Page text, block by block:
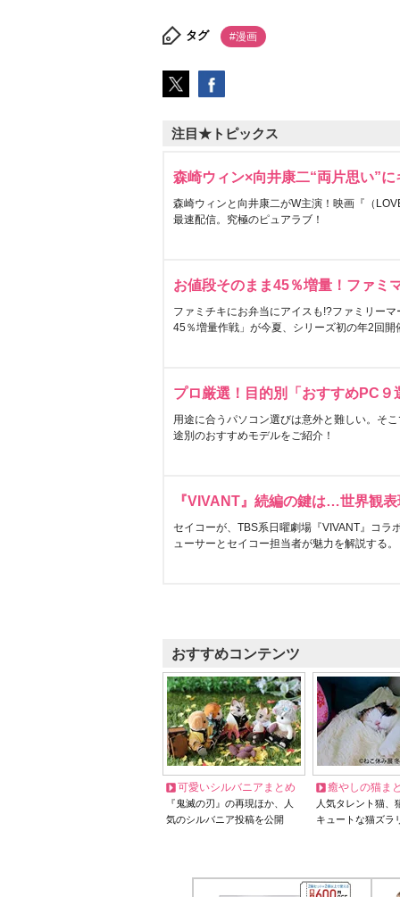
タグ #漫画
注目★トピックス
森崎ウィン×向井康二“両片思い”
森崎ウィンと向井康二がW主演！映画『（
最速配信。究極のピュアラブ！
お値段そのまま45％増量！ファミ
ファミチキにお弁当にアイスも!?ファミリー
45％増量作戦」が今夏、シリーズ初の年2回開
プロ厳選！目的別「おすすめPC９
用途に合うパソコン選びは意外と難しい。そ
途別のおすすめモデルをご紹介！
『VIVANT』続編の鍵は…世界観
セイコーが、TBS系日曜劇場『VIVANT』コラ
ューサーとセイコー担当者が魅力を解説する。
おすすめコンテンツ
可愛いシルバニアまとめ
『鬼滅の刃』の再現ほか、人
気のシルバニア投稿を公開
癒やしの猫ま
人気タレント猫
キュートな猫ズラ